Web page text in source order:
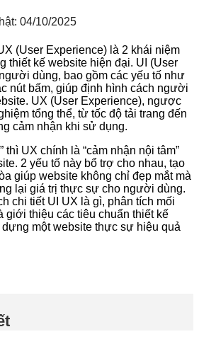
04/10/2025
(User Experience) là 2 khái niệm
thiết kế website hiện đại. UI (User
dùng, bao gồm các yếu tố như
nút bấm, giúp định hình cách người
UX (User Experience), ngược
tổng thể, từ tốc độ tải trang đến
cảm nhận khi sử dụng.
thì UX chính là “cảm nhận nội tâm”
2 yếu tố này bổ trợ cho nhau, tạo
giúp website không chỉ đẹp mắt mà
lại giá trị thực sự cho người dùng.
chi tiết UI UX là gì, phân tích mối
giới thiệu các tiêu chuẩn thiết kế
một website thực sự hiệu quả